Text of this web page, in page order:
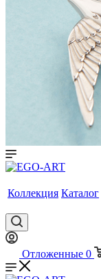
Коллекция Каталог
Отложенные 0